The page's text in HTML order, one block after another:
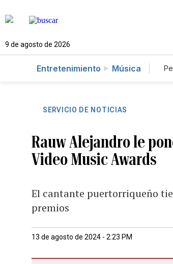
9 de agosto de 2026
Entretenimiento Música
SERVICIO DE NOTICIAS
Rauw Alejandro le
Video Music Awards
El cantante puertorriqueño
premios
13 de agosto de 2024 - 2:23 PM